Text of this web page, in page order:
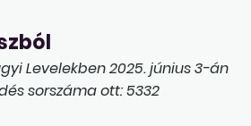
Levelekben 2025. június 3-án
sorszáma ott: 5332